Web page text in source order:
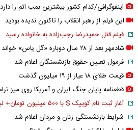
اینفوگرافی/کدام کشور بیشترین بمب اتم را
این فیلم از رهبر انقلاب را تاکنون ندیده بودید
فیلم قتل حمیدرضا رجب‌زاده به خانواده رسید
شادمهر بعد از ۲۸ سال دوباره «گل یاس» خواند
فرمول تعیین حقوق بازنشستگان اعلام شد
قیمت طلای ۱۸ عیار از ۱۹ میلیون گذشت
قطعنامه پایان جنگ ایران و آمریکا روی میز
آغاز ثبت نام کوییک S با ۵۰۰ میلیون تومان+ لینک
شرایط بازنشستگی زنان و مردان اعلام شد